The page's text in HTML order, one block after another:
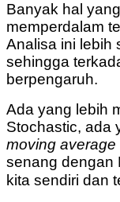
Banyak hal
memperdalam
Analisa ini lebih
sehingga
berpengaruh.
Ada yang lebih
Stochastic, ada
moving average
senang dengan
kita sendiri dan